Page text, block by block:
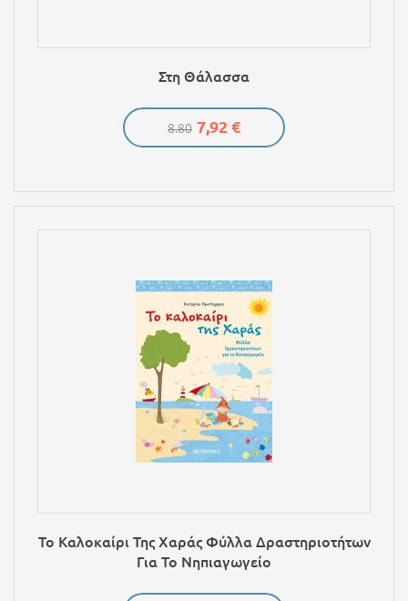
Στη Θάλασσα
8.80 7,92 €
Το Καλοκαίρι Της Χαράς Φύλλα Δραστηριοτήτων
Για Το Νηπιαγωγείο